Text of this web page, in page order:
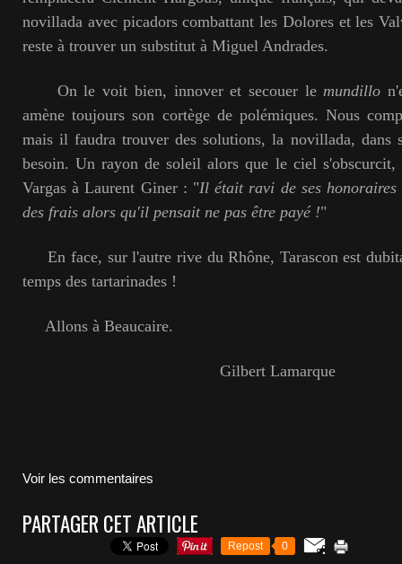
novillada avec picadors combattant les Dolores et les
reste à trouver un substitut à Miguel Andrades.
On le voit bien, innover et secouer lemundillo
amène toujours son cortège de polémiques. Nous
mais il faudra trouver des solutions, la novillada, dans
besoin. Un rayon de soleil alors que le ciel s'obscurcit,
Vargas à Laurent Giner : "Il était ravi de ses
des frais alors qu'il pensait ne pas être payé !"
En face, sur l'autre rive du Rhône, Tarascon est
temps des tartarinades !
Allons à Beaucaire.
Gilbert Lamarque
Voir les commentaires
PARTAGER CET ARTICLE
Repost 0